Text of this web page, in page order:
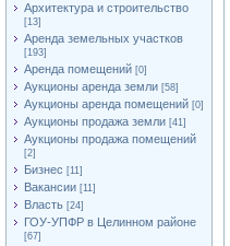
Архитектура и строительство
[13]
Аренда земельных участков
[193]
Аренда помещений [0]
Аукционы аренда земли [58]
Аукционы аренда помещений [0]
Аукционы продажа земли [41]
Аукционы продажа помещений
[2]
Бизнес [11]
Вакансии [11]
Власть [24]
ГОУ-УПФР в Целинном районе
[67]